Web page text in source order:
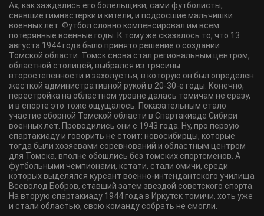
Ах, как заждались его болельщики, сами футболисты,
снявшие гимнастерки и кители, и подросшие мальчишки
военных лет. Футбол словно компенсировал им всем
потерянные военные годы. К тому же сказалось то, что 13
августа 1944 года было принято решение о создании
Томской области. Томск снова стал региональным центром,
областной столицей, выбрался из трясины
второстепенности и захолустья, в которую он был определен
жесткой административной рукой в 20-30-е годы. Конечно,
перестройка на областном уровне далась томичам не сразу,
и в спорте это тоже ощущалось. Показательным стало
участие сборной Томской области в Спартакиаде Сибири
военных лет. Проводились они с 1943 года. Ну, про первую
спартакиаду и говорить не стоит: новосибирцы, которые
тогда были хозяевами соревнований и областным центром
для Томска, вполне обошлись без томских спортсменов. А
футбольными чемпионами, кстати, стали омичи, среди
которых выделялся курсант военно-интендантского училища
Всеволод Бобров, ставший затем звездой советского спорта.
На вторую спартакиаду 1944 года в Иркутск томичи, хоть уже
и стали областью, свою команду собрать не смогли.